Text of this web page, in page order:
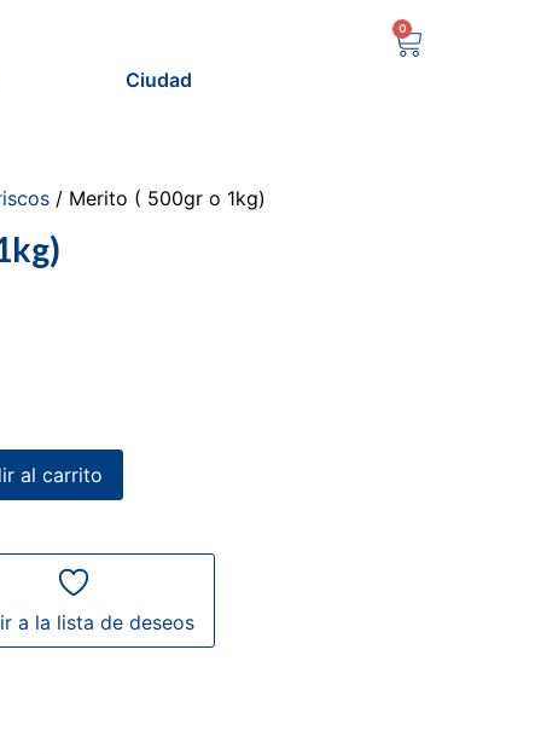
Ciudad
0
/ Merito ( 500gr o 1kg)
al carrito
a la lista de deseos